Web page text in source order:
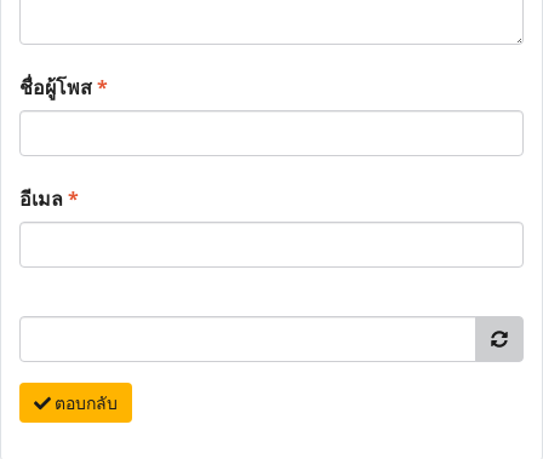
ชื่อผู้โพส*
อีเมล*
ตอบกลับ